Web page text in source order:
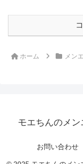
ホーム メン
モエちんのメ
お問い合わせ